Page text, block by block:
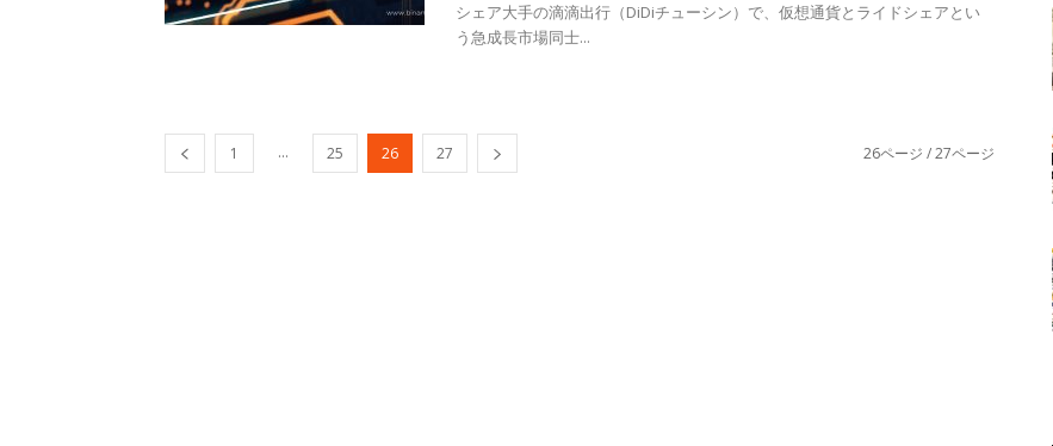
シェア大手の滴滴出行（DiDiチューシン）で、仮想通貨とライドシェアとい
う急成長市場同士...
1 ... 25 26 27 26ページ / 27ページ